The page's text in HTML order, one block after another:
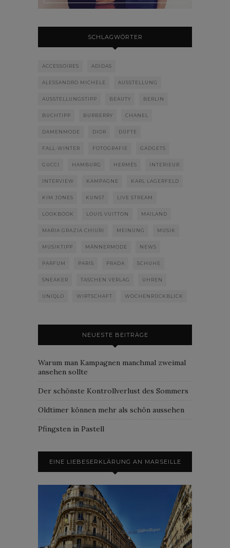
SCHLAGWÖRTER
ACCESSOIRES ADIDAS
ALESSANDRO MICHELE AUSSTELLUNG
AUSSTELLUNGSTIPP BEAUTY BERLIN
BUCHTIPP BURBERRY CHANEL
DAMENMODE DIOR DÜFTE
FALL-WINTER FOTOGRAFIE GADGETS
GUCCI HAMBURG HERMÈS INTERIEUR
INTERVIEW KAMPAGNE KARL LAGERFELD
KIM JONES KUNST LIVE STREAM
LOOKBOOK LOUIS VUITTON MAILAND
MARIA GRAZIA CHIURI MEINUNG MUSIK
MUSIKTIPP MÄNNERMODE NEWS
PARFUM PARIS PRADA SCHUHE
SNEAKER TASCHEN VERLAG UHREN
UNIQLO WIRTSCHAFT WOCHENRÜCKBLICK
NEUESTE BEITRÄGE
Warum man Kampagnen manchmal zweimal
ansehen sollte
Der schönste Kontrollverlust des Sommers
Oldtimer können mehr als schön aussehen
Pfingsten in Pastell
EINE LIEBESERKLÄRUNG AN MARSEILLE